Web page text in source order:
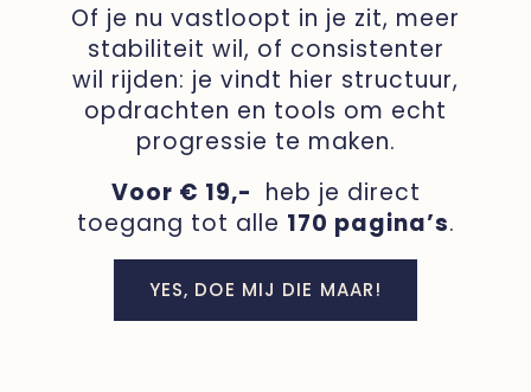
Of je nu vastloopt in je zit, meer
stabiliteit wil, of consistenter
wil rijden: je vindt hier structuur,
opdrachten en tools om echt
progressie te maken.
Voor € 19,- heb je direct
toegang tot alle 170 pagina’s.
YES, DOE MIJ DIE MAAR!